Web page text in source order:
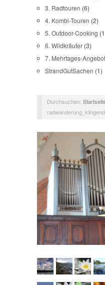
3. Radtouren (6)
4. Kombi-Touren (2)
5. Outdoor-Cooking
6. Wildkräuter (3)
7. Mehrtages-
StrandGutSachen (1)
Durchsuchen: